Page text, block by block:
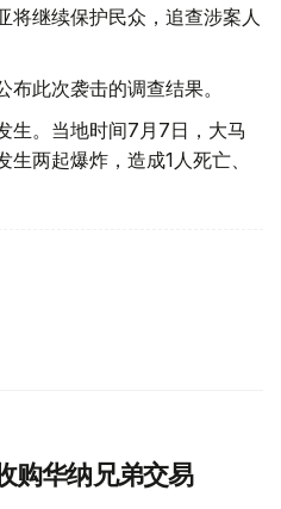
将继续保护民众，追查涉案人
此次袭击的调查结果。
生。当地时间7月7日，大马
两起爆炸，造成1人死亡、
购华纳兄弟交易